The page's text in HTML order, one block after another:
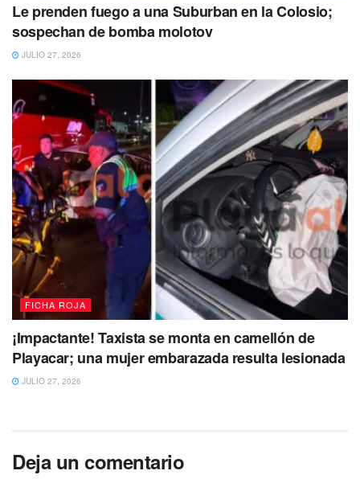
Le prenden fuego a una Suburban en la Colosio;
sospechan de bomba molotov
JULIO 27, 2026
FICHA ROJA
¡Impactante! Taxista se monta en camellón de
Playacar; una mujer embarazada resulta lesionada
JULIO 27, 2026
Deja un comentario